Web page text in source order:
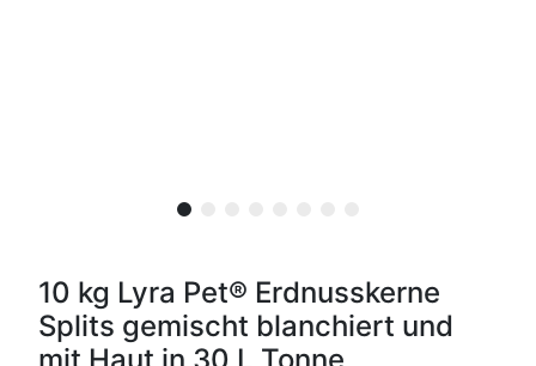
10 kg Lyra Pet® Erdnusskerne
Splits gemischt blanchiert und